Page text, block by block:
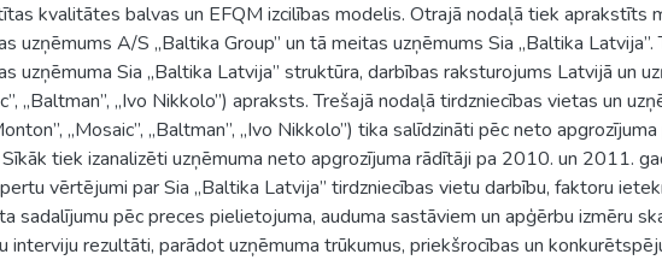
kvalitātes balvas un EFQM izcilības modelis. Otrajā nodaļā tiek aprakstīts
uzņēmums A/S „Baltika Group” un tā meitas uzņēmums Sia „Baltika
uzņēmuma Sia „Baltika Latvija” struktūra, darbības raksturojums Latvijā un
„Baltman”, „Ivo Nikkolo”) apraksts. Trešajā nodaļā tirdzniecības vietas un
„Mosaic”, „Baltman”, „Ivo Nikkolo”) tika salīdzināti pēc neto
tiek izanalizēti uzņēmuma neto apgrozījuma rādītāji pa 2010. un 2011.
vērtējumi par Sia „Baltika Latvija” tirdzniecības vietu darbību, faktoru
sadalījumu pēc preces pielietojuma, auduma sastāviem un apģērbu izmēru
interviju rezultāti, parādot uzņēmuma trūkumus, priekšrocības un